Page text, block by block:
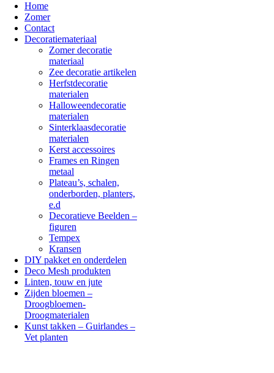
Home
Zomer
Contact
Decoratiemateriaal
Zomer decoratie
materiaal
Zee decoratie artikelen
Herfstdecoratie
materialen
Halloweendecoratie
materialen
Sinterklaasdecoratie
materialen
Kerst accessoires
Frames en Ringen
metaal
Plateau’s, schalen,
onderborden, planters,
e.d
Decoratieve Beelden –
figuren
Tempex
Kransen
DIY pakket en onderdelen
Deco Mesh produkten
Linten, touw en jute
Zijden bloemen –
Droogbloemen-
Droogmaterialen
Kunst takken – Guirlandes –
Vet planten